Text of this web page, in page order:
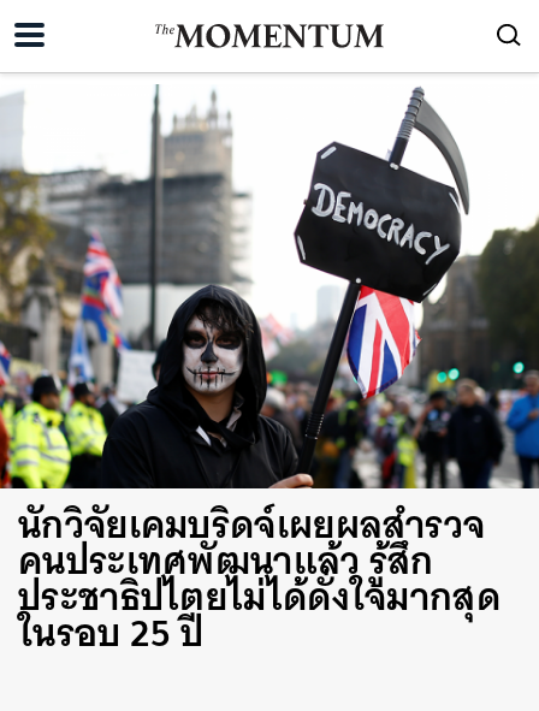
นักวิจัยเคมบริดจ์เผยผลสำรวจ
คนประเทศพัฒนาแล้ว รู้สึก
ประชาธิปไตยไม่ได้ดั่งใจมากสุด
ในรอบ 25 ปี